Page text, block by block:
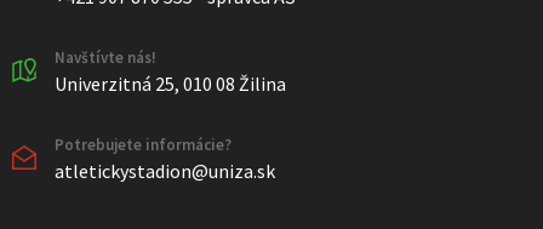
Navštívte nás!
Univerzitná 25, 010 08 Žilina
Potrebujete informácie?
atletickystadion@uniza.sk